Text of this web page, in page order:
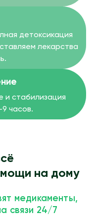
детоксикация
лекарства
и стабилизация
часов.
на дому
медикаменты,
связи 24/7